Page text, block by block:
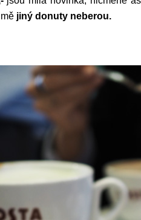
jiný donuty neberou.